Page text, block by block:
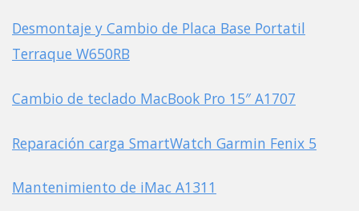
Desmontaje y Cambio de Placa Base Portatil
Terraque W650RB
Cambio de teclado MacBook Pro 15″ A1707
Reparación carga SmartWatch Garmin Fenix 5
Mantenimiento de iMac A1311